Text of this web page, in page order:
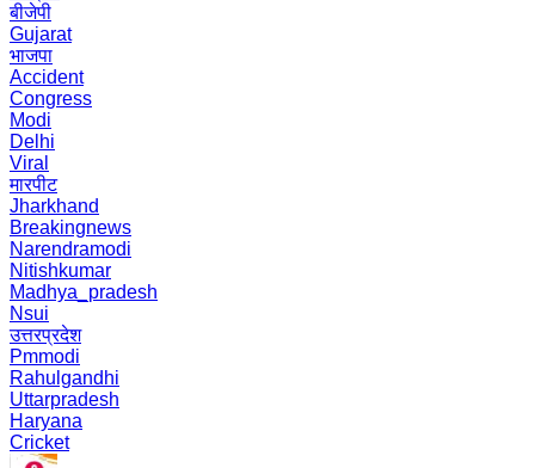
बीजेपी
Gujarat
भाजपा
Accident
Congress
Modi
Delhi
Viral
मारपीट
Jharkhand
Breakingnews
Narendramodi
Nitishkumar
Madhya_pradesh
Nsui
उत्तरप्रदेश
Pmmodi
Rahulgandhi
Uttarpradesh
Haryana
Cricket